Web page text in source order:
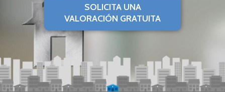
SOLICITA UNA
VALORACIÓN GRATUITA